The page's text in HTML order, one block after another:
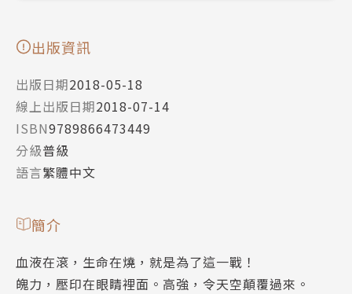
出版資訊
出版日期2018-05-18
線上出版日期2018-07-14
ISBN9789866473449
分級普級
語言繁體中文
簡介
血液在滾，生命在燒，就是為了這一戰！
魄力，壓印在眼睛裡面。高強，令天空顛覆過來。